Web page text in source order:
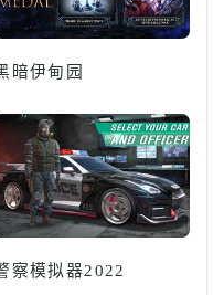
暗伊甸园
察模拟器2022